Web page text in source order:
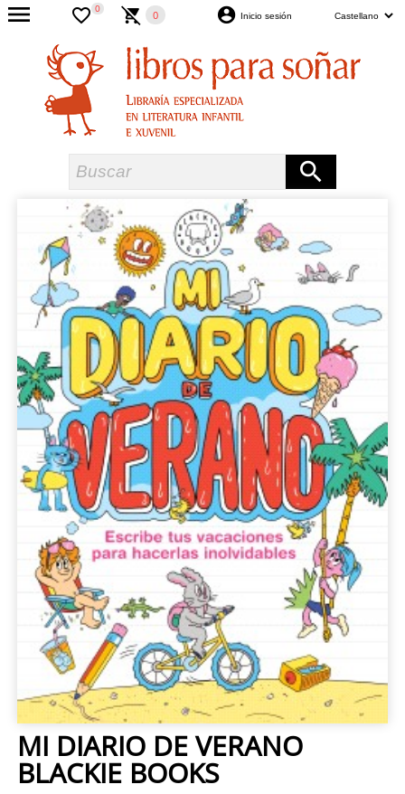
Inicio sesión
0 0
MI DIARIO DE VERANO
BLACKIE BOOKS